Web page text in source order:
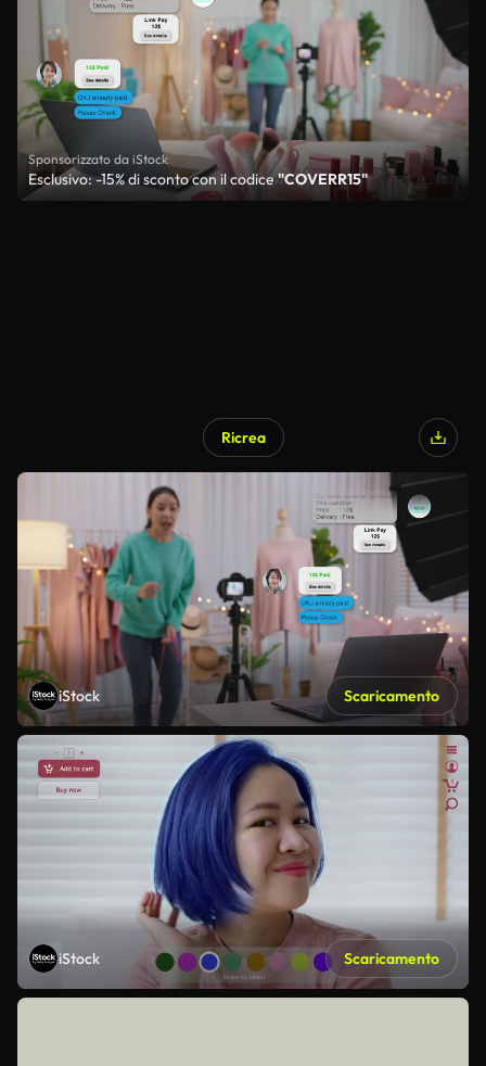
Sponsorizzato da iStock
Esclusivo: -15% di sconto con il codice"COVERR15"
Ricrea
iStock Scaricamento
iStock Scaricamento